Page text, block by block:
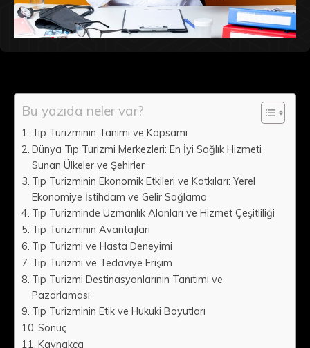
Bu yazıda neler var?
Tıp Turizminin Tanımı ve Kapsamı
Dünya Tıp Turizmi Merkezleri: En İyi Sağlık Hizmeti
Sunan Ülkeler ve Şehirler
Tıp Turizminin Ekonomik Etkileri ve Katkıları: Yerel
Ekonomiye İstihdam ve Gelir Sağlama
Tıp Turizminde Uzmanlık Alanları ve Hizmet Çeşitliliği
Tıp Turizminin Avantajları
Tıp Turizmi ve Hasta Deneyimi
Tıp Turizmi ve Tedaviye Erişim
Tıp Turizmi Destinasyonlarının Tanıtımı ve
Pazarlaması
Tıp Turizminin Etik ve Hukuki Boyutları
Sonuç
Kaynakça